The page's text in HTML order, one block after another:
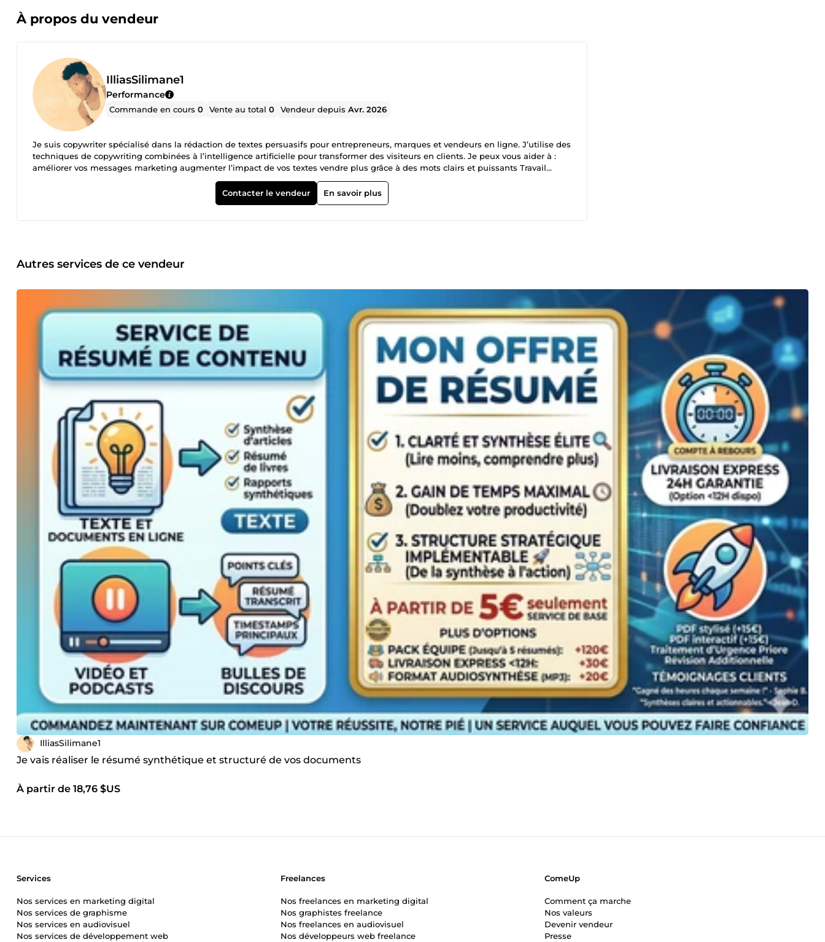
À propos du vendeur
IlliasSilimane1
Performance
Commande en cours0 Vente au total0 Vendeur depuisAvr. 2026
Je suis copywriter spécialisé dans la rédaction de textes persuasifs pour entrepreneurs, marques et vendeurs en ligne. J’utilise des
techniques de copywriting combinées à l’intelligence artificielle pour transformer des visiteurs en clients. Je peux vous aider à :
améliorer vos messages marketing augmenter l’impact de vos textes vendre plus grâce à des mots clairs et puissants Travail
Contacter le vendeur
En savoir plus
Autres services de ce vendeur
IlliasSilimane1
Je vais réaliser le résumé synthétique et structuré de vos documents
À partir de 18,76 $US
Services
Nos services en marketing digital
Nos services de graphisme
Nos services en audiovisuel
Nos services de développement web
Freelances
Nos freelances en marketing digital
Nos graphistes freelance
Nos freelances en audiovisuel
Nos développeurs web freelance
ComeUp
Comment ça marche
Nos valeurs
Devenir vendeur
Presse